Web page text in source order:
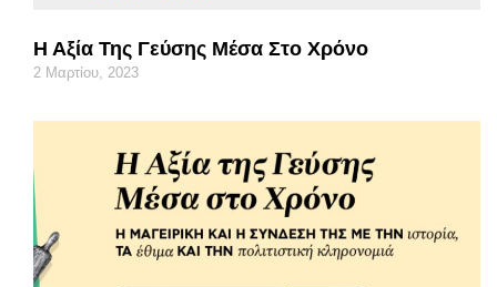
Η Αξία Της Γεύσης Μέσα Στο Χρόνο
2 Μαρτίου, 2023